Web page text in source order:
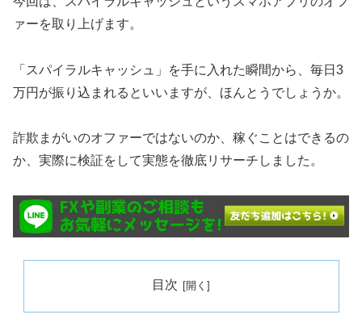
ァーを取り上げます。
「スパイラルキャッシュ」を手に入れた瞬間から、毎日3
万円が振り込まれるといいますが、ほんとうでしょうか。
詐欺まがいのオファーではないのか、稼ぐことはできるの
か、実際に検証をして実態を徹底リサーチしました。
目次